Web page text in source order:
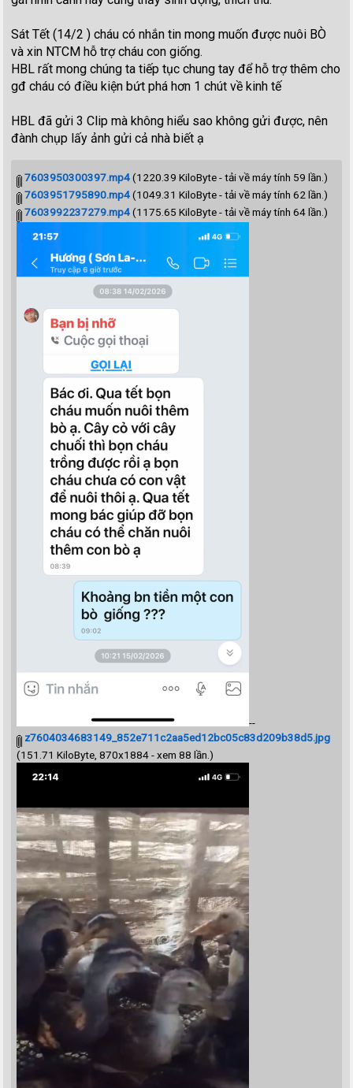
Sát Tết (14/2 ) cháu có nhắn tin mong muốn được nuôi BÒ
và xin NTCM hỗ trợ cháu con giống.
HBL rất mong chúng ta tiếp tục chung tay để hỗ trợ thêm cho
gđ cháu có điều kiện bứt phá hơn 1 chút về kinh tế
HBL đã gửi 3 Clip mà không hiểu sao không gửi được, nên
đành chụp lấy ảnh gửi cả nhà biết ạ
7603950300397.mp4(1220.39 KiloByte - tải về máy tính 59 lần.)
7603951795890.mp4(1049.31 KiloByte - tải về máy tính 62 lần.)
7603992237279.mp4(1175.65 KiloByte - tải về máy tính 64 lần.)
--
z7604034683149_852e711c2aa5ed12bc05c83d209b38d5.jpg
(151.71 KiloByte, 870x1884 - xem 88 lần.)